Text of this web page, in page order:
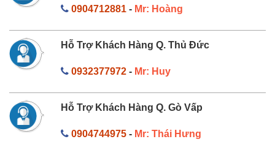
0904712881- Mr: Hoàng
Hỗ Trợ Khách Hàng Q. Thủ Đức
0932377972- Mr: Huy
Hỗ Trợ Khách Hàng Q. Gò Vấp
0904744975- Mr: Thái Hưng